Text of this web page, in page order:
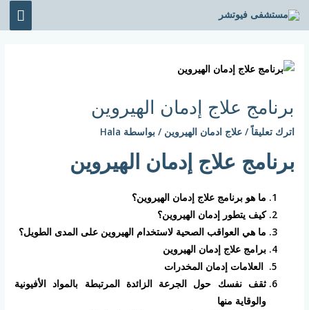
تخطي
إلى
برنامج علاج إدمان الهيروين
اترك تعليقاً /علاج ادمان الهيروين / بواسطة Hala
برنامج علاج إدمان الهيروين
ما هو برنامج علاج إدمان الهيروين؟
كيف يتطور إدمان الهيروين؟
ما هي العواقب الصحية لاستخدام الهيروين على المدى الطويل؟
برامج علاج إدمان الهيروين
العلامات إدمان المخدرات
ثقف نفسك حول الجرعة الزائدة المرتبطة بالمواد الأفيونية
والوقاية منها
navigation